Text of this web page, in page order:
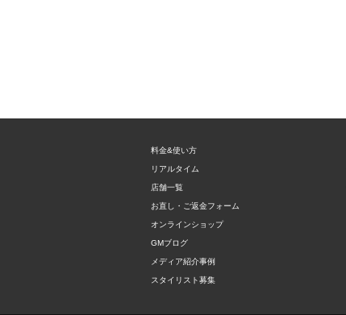
料金&使い方
リアルタイム
店舗一覧
お直し・ご返金フォーム
オンラインショップ
GMブログ
メディア紹介事例
スタイリスト募集